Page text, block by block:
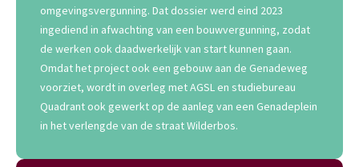
omgevingsvergunning. Dat dossier werd eind 2023
ingediend in afwachting van een bouwvergunning, zodat
de werken ook daadwerkelijk van start kunnen gaan.
Omdat het project ook een gebouw aan de Genadeweg
voorziet, wordt in overleg met AGSL en studiebureau
Quadrant ook gewerkt op de aanleg van een Genadeplein
in het verlengde van de straat Wilderbos.